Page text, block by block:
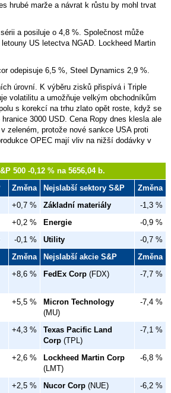
hrubé marže a návrat k růstu by mohl trvat
a posiluje o 4,8 %. Společnost může
US letectva NGAD. Lockheed Martin
odepisuje 6,5 %, Steel Dynamics 2,9 %.
úrovní. K výběru zisků přispívá i Triple
volatilitu a umožňuje velkým obchodníkům
s korekcí na trhu zlato opět roste, když se
3000 USD. Cena Ropy dnes klesla ale
zeleném, protože nové sankce USA proti
OPEC mají vliv na nižší dodávky v
500 -0,12 % na 5656,04 b.
Změna Nejslabší sektory S&P
Změna
+0,7 % Základní materiály
-1,3 %
+0,2 % Energie
-0,9 %
-0,1 % Utility
-0,7 %
Změna Nejslabší akcie S&P
Změna
+8,6 % FedEx Corp (FDX) -7,7 %
+5,5 %
Micron Technology
(MU)
-7,4 %
+4,3 %
Texas Pacific Land
Corp (TPL)
-7,1 %
+2,6 %
Lockheed Martin Corp
(LMT)
-6,8 %
+2,5 % Nucor Corp (NUE) -6,2 %